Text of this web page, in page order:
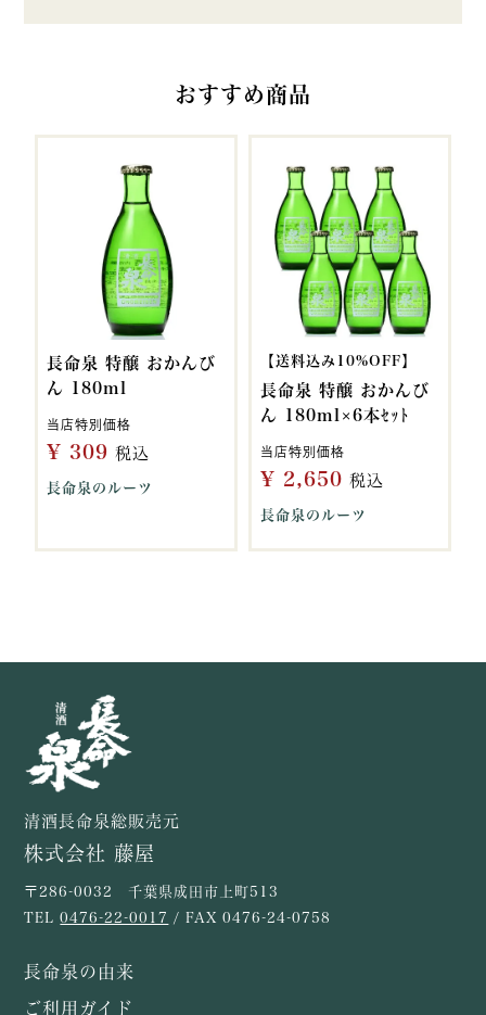
おすすめ商品
長命泉 特醸 おかんび
ん 180ml
当店特別価格
¥ 309 税込
長命泉のルーツ
【送料込み10%OFF】
長命泉 特醸 おかんび
ん 180ml×6本ｾｯﾄ
当店特別価格
¥ 2,650 税込
長命泉のルーツ
清酒長命泉総販売元
株式会社 藤屋
〒286-0032 千葉県成田市上町513
TEL0476-22-0017 / FAX 0476-24-0758
長命泉の由来
ご利用ガイド